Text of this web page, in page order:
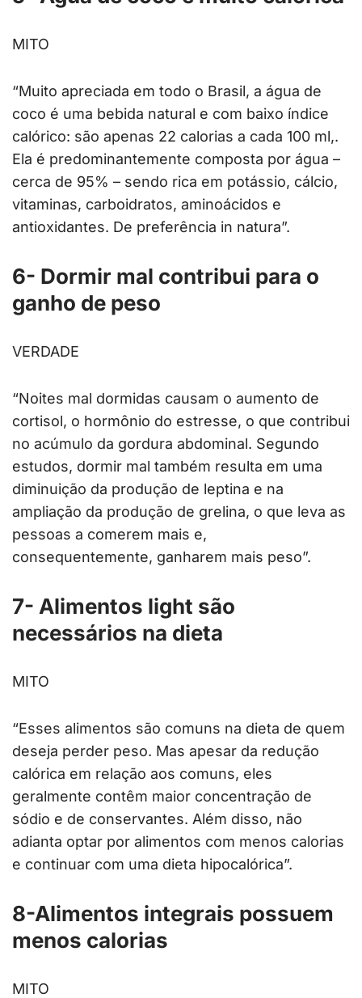
MITO
“Muito apreciada em todo o Brasil, a água de
coco é uma bebida natural e com baixo índice
calórico: são apenas 22 calorias a cada 100 ml,.
Ela é predominantemente composta por água –
cerca de 95% – sendo rica em potássio, cálcio,
vitaminas, carboidratos, aminoácidos e
antioxidantes. De preferência in natura”.
6- Dormir mal contribui para o
ganho de peso
VERDADE
“Noites mal dormidas causam o aumento de
cortisol, o hormônio do estresse, o que contribui
no acúmulo da gordura abdominal. Segundo
estudos, dormir mal também resulta em uma
diminuição da produção de leptina e na
ampliação da produção de grelina, o que leva as
pessoas a comerem mais e,
consequentemente, ganharem mais peso”.
7- Alimentos light são
necessários na dieta
MITO
“Esses alimentos são comuns na dieta de quem
deseja perder peso. Mas apesar da redução
calórica em relação aos comuns, eles
geralmente contêm maior concentração de
sódio e de conservantes. Além disso, não
adianta optar por alimentos com menos calorias
e continuar com uma dieta hipocalórica”.
8-Alimentos integrais possuem
menos calorias
MITO